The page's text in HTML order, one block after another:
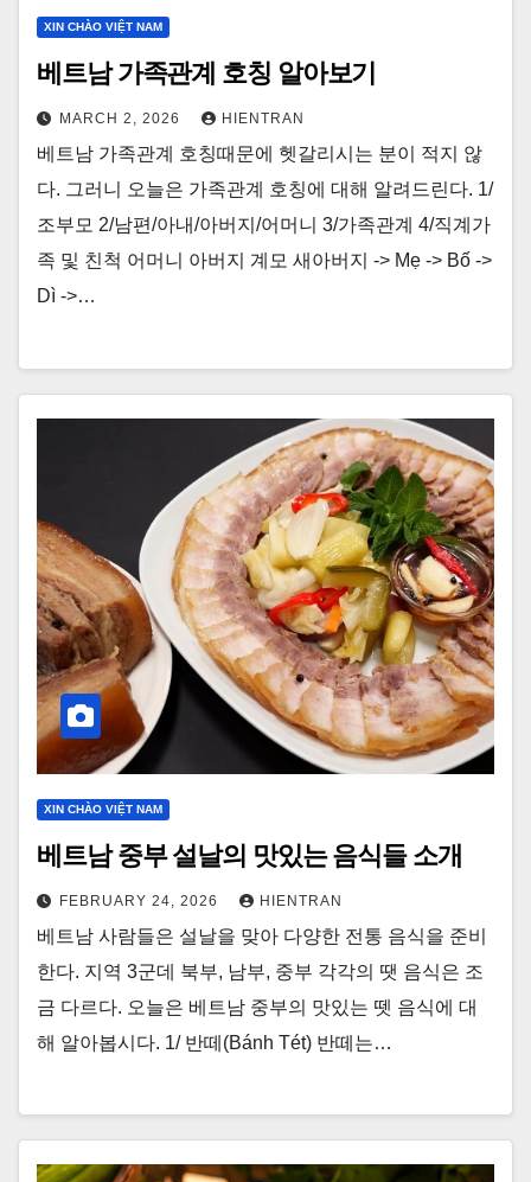
XIN CHÀO VIỆT NAM
베트남 가족관계 호칭 알아보기
MARCH 2, 2026 HIENTRAN
베트남 가족관계 호칭때문에 헷갈리시는 분이 적지 않
다. 그러니 오늘은 가족관계 호칭에 대해 알려드린다. 1/
조부모 2/남편/아내/아버지/어머니 3/가족관계 4/직계가
족 및 친척 어머니 아버지 계모 새아버지 -> Mẹ -> Bố ->
Dì ->…
XIN CHÀO VIỆT NAM
베트남 중부 설날의 맛있는 음식들 소개
FEBRUARY 24, 2026 HIENTRAN
베트남 사람들은 설날을 맞아 다양한 전통 음식을 준비
한다. 지역 3군데 북부, 남부, 중부 각각의 땟 음식은 조
금 다르다. 오늘은 베트남 중부의 맛있는 뗏 음식에 대
해 알아봅시다. 1/ 반떼(Bánh Tét) 반떼는…